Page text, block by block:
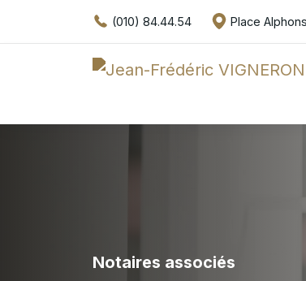
(010) 84.44.54 Place
Notaires associés